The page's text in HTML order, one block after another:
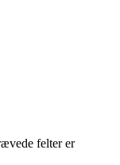
felter er